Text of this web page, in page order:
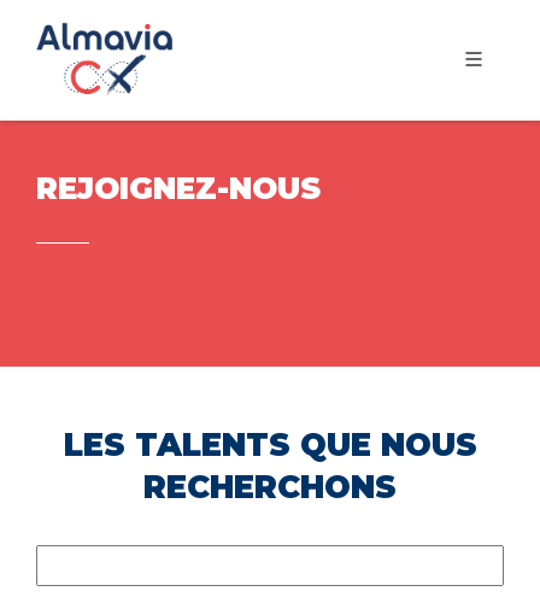
REJOIGNEZ-NOUS
LES TALENTS QUE NOUS
RECHERCHONS